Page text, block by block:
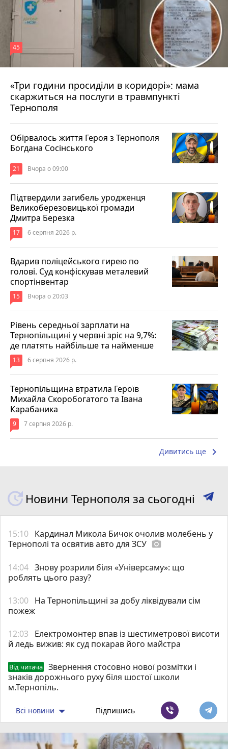
«Три години просиділи в коридорі»: мама
скаржиться на послуги в травмпункті
Тернополя
45
Вчора о 13:05
Обірвалось життя Героя з Тернополя
Богдана Сосінського
21 Вчора о 09:00
Підтвердили загибель уродженця
Великоберезовицької громади
Дмитра Березка
17 6 серпня 2026 р.
Вдарив поліцейського гирею по
голові. Суд конфіскував металевий
спортінвентар
15 Вчора о 20:03
Рівень середньої зарплати на
Тернопільщині у червні зріс на 9,7%:
де платять найбільше та найменше
13 6 серпня 2026 р.
Тернопільщина втратила Героїв
Михайла Скоробогатого та Івана
Карабаника
9 7 серпня 2026 р.
Дивитись ще keyboard_arrow_right
Новини Тернополя за сьогодні
15:10 Кардинал Микола Бичок очолив молебень у
Тернополі та освятив авто для ЗСУ photo_camera
14:04 Знову розрили біля «Універсаму»: що
роблять цього разу?
13:00 На Тернопільщині за добу ліквідували сім
пожеж
12:03
Електромонтер впав із шестиметрової висоти
й ледь вижив: як суд покарав його майстра
Від читача
Звернення стосовно нової розмітки і
знаків дорожнього руху біля шостої школи
м.Тернопіль.
Всі новини Підпишись